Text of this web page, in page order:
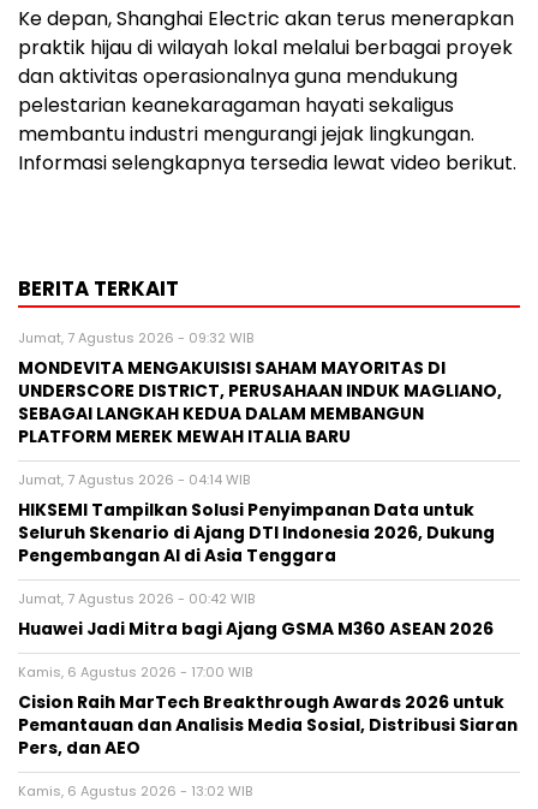
Ke depan, Shanghai Electric akan terus menerapkan
praktik hijau di wilayah lokal melalui berbagai proyek
dan aktivitas operasionalnya guna mendukung
pelestarian keanekaragaman hayati sekaligus
membantu industri mengurangi jejak lingkungan.
Informasi selengkapnya tersedia lewat video berikut.
BERITA TERKAIT
Jumat, 7 Agustus 2026 - 09:32 WIB
MONDEVITA MENGAKUISISI SAHAM MAYORITAS DI
UNDERSCORE DISTRICT, PERUSAHAAN INDUK MAGLIANO,
SEBAGAI LANGKAH KEDUA DALAM MEMBANGUN
PLATFORM MEREK MEWAH ITALIA BARU
Jumat, 7 Agustus 2026 - 04:14 WIB
HIKSEMI Tampilkan Solusi Penyimpanan Data untuk
Seluruh Skenario di Ajang DTI Indonesia 2026, Dukung
Pengembangan AI di Asia Tenggara
Jumat, 7 Agustus 2026 - 00:42 WIB
Huawei Jadi Mitra bagi Ajang GSMA M360 ASEAN 2026
Kamis, 6 Agustus 2026 - 17:00 WIB
Cision Raih MarTech Breakthrough Awards 2026 untuk
Pemantauan dan Analisis Media Sosial, Distribusi Siaran
Pers, dan AEO
Kamis, 6 Agustus 2026 - 13:02 WIB